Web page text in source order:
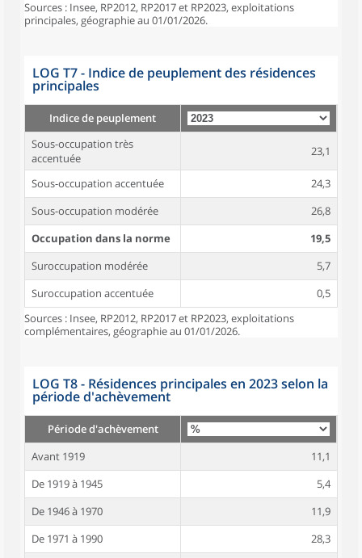
Sources : Insee, RP2012, RP2017 et RP2023, exploitations
principales, géographie au 01/01/2026.
LOG T7 - Indice de peuplement des résidences
principales
Indice de peuplement
Sous-occupation très
accentuée
23,1
Sous-occupation accentuée
24,3
Sous-occupation modérée
26,8
Occupation dans la norme
19,5
Suroccupation modérée
5,7
Suroccupation accentuée
0,5
Sources : Insee, RP2012, RP2017 et RP2023, exploitations
complémentaires, géographie au 01/01/2026.
LOG T8 - Résidences principales en 2023 selon la
période d'achèvement
Période d'achèvement
Avant 1919
11,1
De 1919 à 1945
5,4
De 1946 à 1970
11,9
De 1971 à 1990
28,3